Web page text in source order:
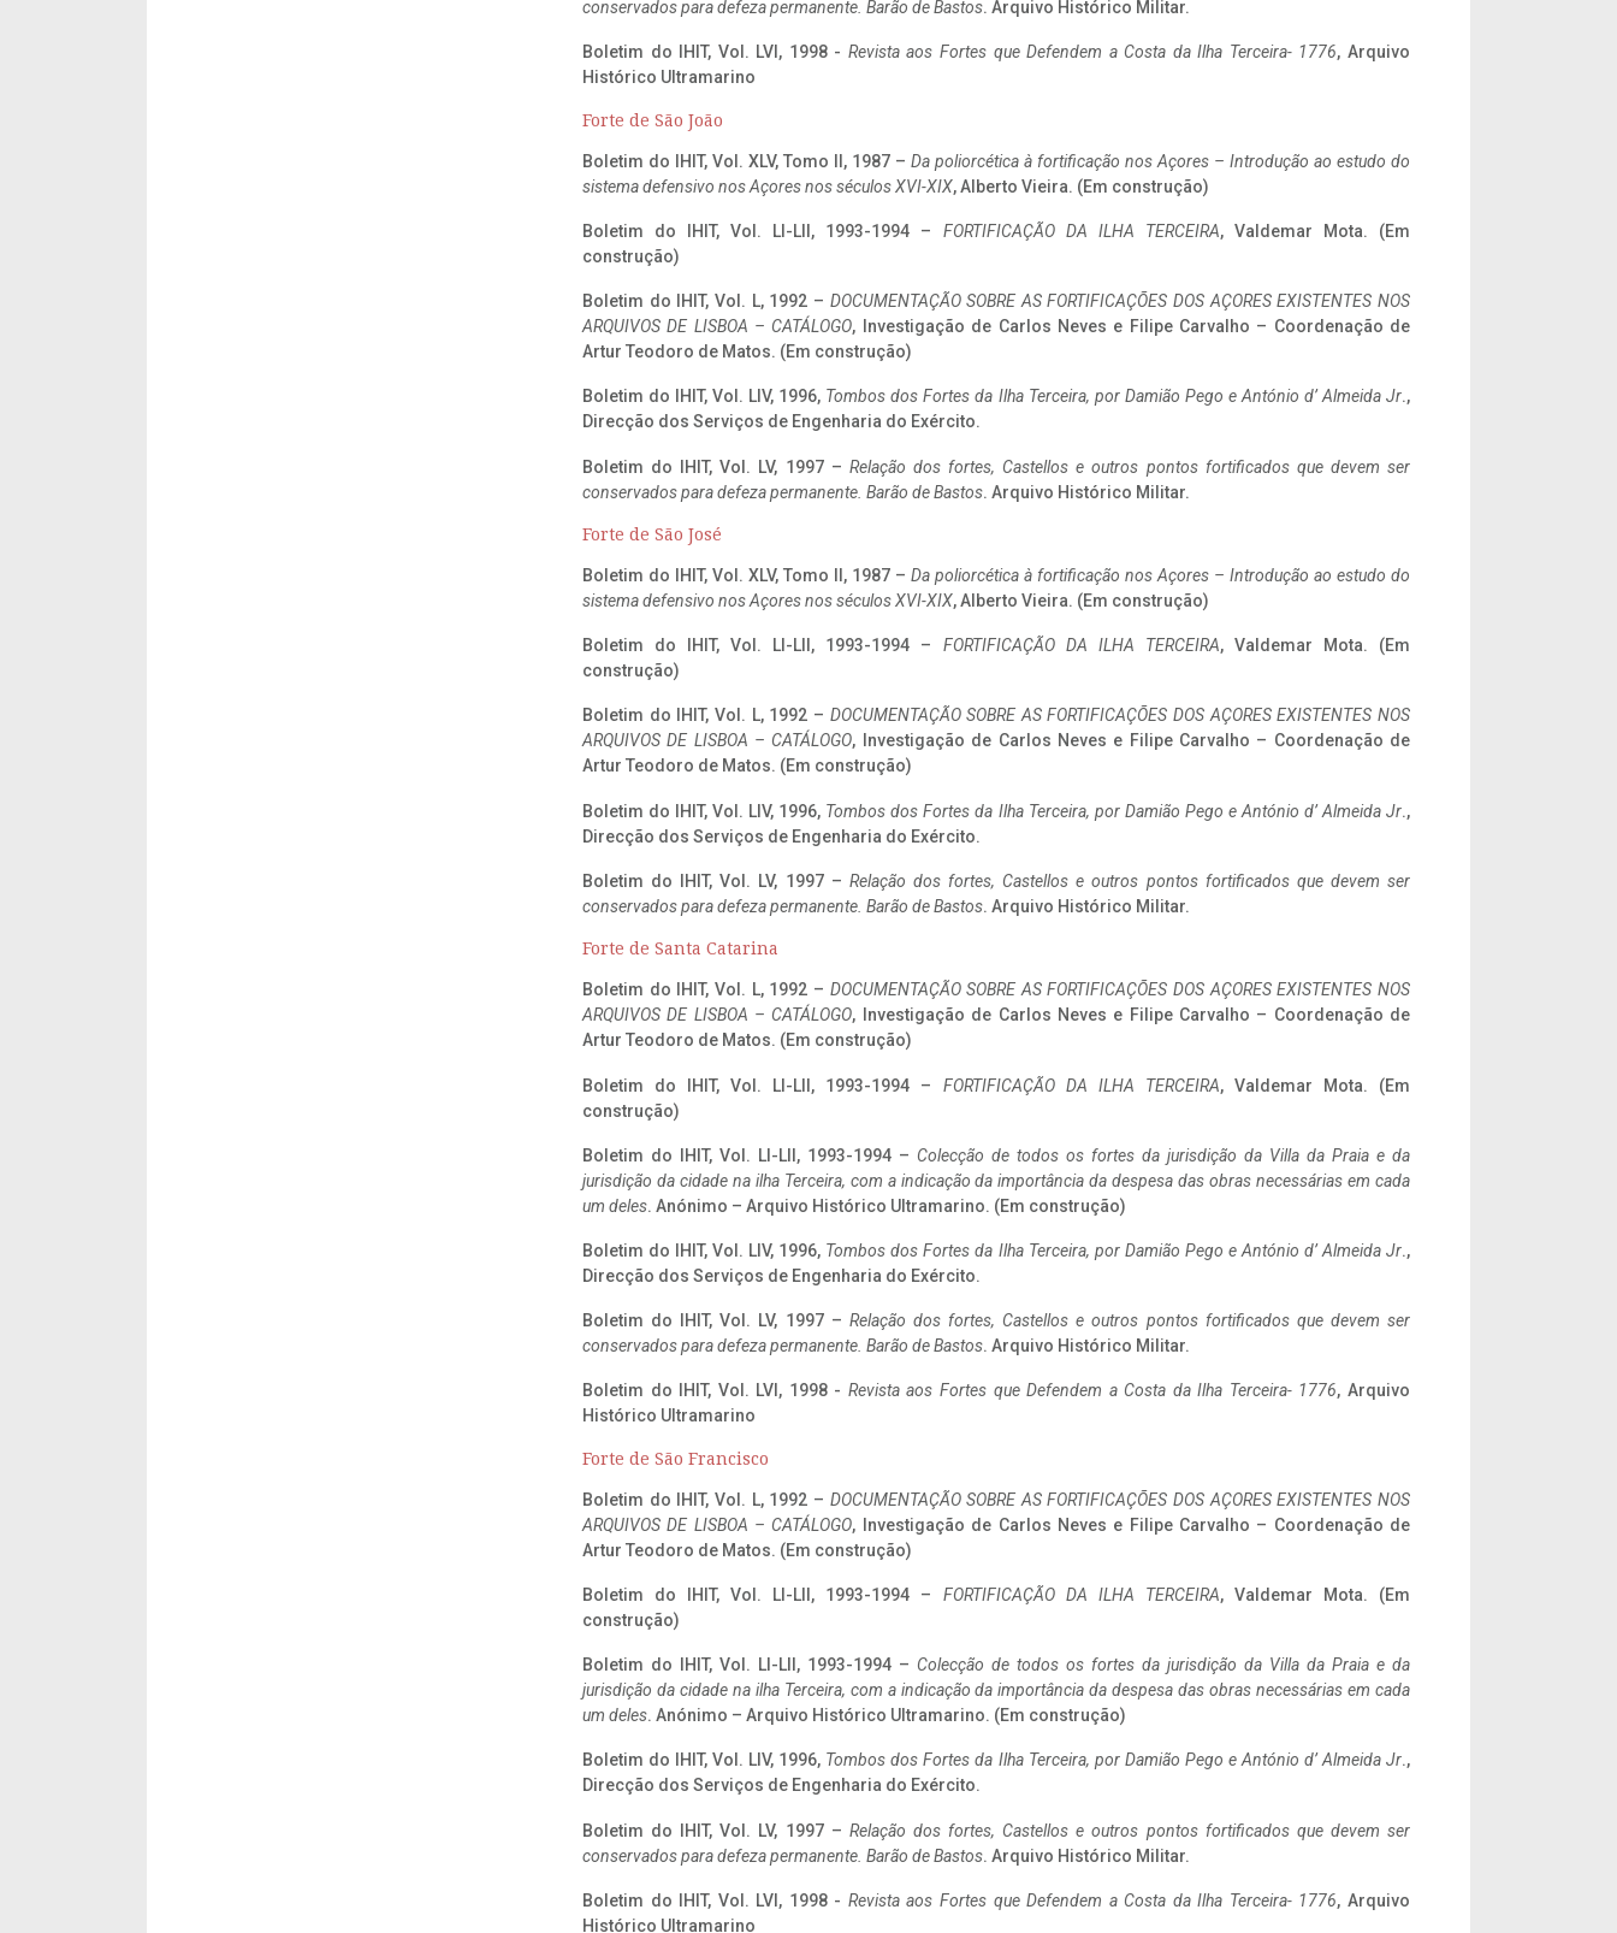
conservados para defeza permanente. Barão de Bastos. Arquivo Histórico Militar.
Boletim do IHIT, Vol. LVI, 1998 - Revista aos Fortes que Defendem a Costa da Ilha Terceira- 1776, Arquivo
Histórico Ultramarino
Forte de São João
Boletim do IHIT, Vol. XLV, Tomo II, 1987 – Da poliorcética à fortificação nos Açores – Introdução ao estudo do
sistema defensivo nos Açores nos séculos XVI-XIX, Alberto Vieira. (Em construção)
Boletim do IHIT, Vol. LI-LII, 1993-1994 – FORTIFICAÇÃO DA ILHA TERCEIRA, Valdemar Mota. (Em
construção)
Boletim do IHIT, Vol. L, 1992 – DOCUMENTAÇÃO SOBRE AS FORTIFICAÇÕES DOS AÇORES EXISTENTES NOS
ARQUIVOS DE LISBOA – CATÁLOGO, Investigação de Carlos Neves e Filipe Carvalho – Coordenação de
Artur Teodoro de Matos. (Em construção)
Boletim do IHIT, Vol. LIV, 1996, Tombos dos Fortes da Ilha Terceira, por Damião Pego e António d’ Almeida Jr.,
Direcção dos Serviços de Engenharia do Exército.
Boletim do IHIT, Vol. LV, 1997 – Relação dos fortes, Castellos e outros pontos fortificados que devem ser
conservados para defeza permanente. Barão de Bastos. Arquivo Histórico Militar.
Forte de São José
Boletim do IHIT, Vol. XLV, Tomo II, 1987 – Da poliorcética à fortificação nos Açores – Introdução ao estudo do
sistema defensivo nos Açores nos séculos XVI-XIX, Alberto Vieira. (Em construção)
Boletim do IHIT, Vol. LI-LII, 1993-1994 – FORTIFICAÇÃO DA ILHA TERCEIRA, Valdemar Mota. (Em
construção)
Boletim do IHIT, Vol. L, 1992 – DOCUMENTAÇÃO SOBRE AS FORTIFICAÇÕES DOS AÇORES EXISTENTES NOS
ARQUIVOS DE LISBOA – CATÁLOGO, Investigação de Carlos Neves e Filipe Carvalho – Coordenação de
Artur Teodoro de Matos. (Em construção)
Boletim do IHIT, Vol. LIV, 1996, Tombos dos Fortes da Ilha Terceira, por Damião Pego e António d’ Almeida Jr.,
Direcção dos Serviços de Engenharia do Exército.
Boletim do IHIT, Vol. LV, 1997 – Relação dos fortes, Castellos e outros pontos fortificados que devem ser
conservados para defeza permanente. Barão de Bastos. Arquivo Histórico Militar.
Forte de Santa Catarina
Boletim do IHIT, Vol. L, 1992 – DOCUMENTAÇÃO SOBRE AS FORTIFICAÇÕES DOS AÇORES EXISTENTES NOS
ARQUIVOS DE LISBOA – CATÁLOGO, Investigação de Carlos Neves e Filipe Carvalho – Coordenação de
Artur Teodoro de Matos. (Em construção)
Boletim do IHIT, Vol. LI-LII, 1993-1994 – FORTIFICAÇÃO DA ILHA TERCEIRA, Valdemar Mota. (Em
construção)
Boletim do IHIT, Vol. LI-LII, 1993-1994 – Colecção de todos os fortes da jurisdição da Villa da Praia e da
jurisdição da cidade na ilha Terceira, com a indicação da importância da despesa das obras necessárias em cada
um deles. Anónimo – Arquivo Histórico Ultramarino. (Em construção)
Boletim do IHIT, Vol. LIV, 1996, Tombos dos Fortes da Ilha Terceira, por Damião Pego e António d’ Almeida Jr.,
Direcção dos Serviços de Engenharia do Exército.
Boletim do IHIT, Vol. LV, 1997 – Relação dos fortes, Castellos e outros pontos fortificados que devem ser
conservados para defeza permanente. Barão de Bastos. Arquivo Histórico Militar.
Boletim do IHIT, Vol. LVI, 1998 - Revista aos Fortes que Defendem a Costa da Ilha Terceira- 1776, Arquivo
Histórico Ultramarino
Forte de São Francisco
Boletim do IHIT, Vol. L, 1992 – DOCUMENTAÇÃO SOBRE AS FORTIFICAÇÕES DOS AÇORES EXISTENTES NOS
ARQUIVOS DE LISBOA – CATÁLOGO, Investigação de Carlos Neves e Filipe Carvalho – Coordenação de
Artur Teodoro de Matos. (Em construção)
Boletim do IHIT, Vol. LI-LII, 1993-1994 – FORTIFICAÇÃO DA ILHA TERCEIRA, Valdemar Mota. (Em
construção)
Boletim do IHIT, Vol. LI-LII, 1993-1994 – Colecção de todos os fortes da jurisdição da Villa da Praia e da
jurisdição da cidade na ilha Terceira, com a indicação da importância da despesa das obras necessárias em cada
um deles. Anónimo – Arquivo Histórico Ultramarino. (Em construção)
Boletim do IHIT, Vol. LIV, 1996, Tombos dos Fortes da Ilha Terceira, por Damião Pego e António d’ Almeida Jr.,
Direcção dos Serviços de Engenharia do Exército.
Boletim do IHIT, Vol. LV, 1997 – Relação dos fortes, Castellos e outros pontos fortificados que devem ser
conservados para defeza permanente. Barão de Bastos. Arquivo Histórico Militar.
Boletim do IHIT, Vol. LVI, 1998 - Revista aos Fortes que Defendem a Costa da Ilha Terceira- 1776, Arquivo
Histórico Ultramarino